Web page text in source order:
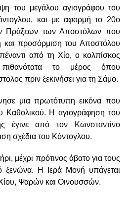
του μεγάλου αγιογράφου του
και με αφορμή το 20ο
Πράξεων των Αποστόλων που
και προσόρμιση του Αποστόλου
από τη Χίο, ο κολπίσκος
το μέρος όπου
πριν ξεκινήσει για τη Σάμο.
μια πρωτότυπη εικόνα που
Καθολικού. Η αγιογράφηση του
έγινε από τον Κωνσταντίνο
σχέδια του Κόντογλου.
μέχρι πρότινος άβατο για τους
ξενώνα. Η Ιερά Μονή υπάγεται
Ψαρών και Οινουσσών.